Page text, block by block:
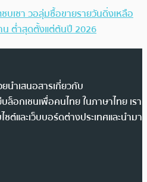
บเซา วอลุ่มซื้อขายรายวันดิ่งเหลือ
ต่ำสุดตั้งแต่ต้นปี 2026
นำเสนอสารเกี่ยวกับ
ล็อกเชนเพื่อคนไทย ในภาษาไทย เรา
ต์และเว็บบอร์ดต่างประเทศและนำมา